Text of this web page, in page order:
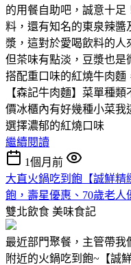
的用餐自助吧，誠意十
料，還有知名的東泉辣醬
漿，這對於愛喝飲料的人
但茶味有點淡，豆漿也是
搭配重口味的紅燒牛肉麵
【森記牛肉麵】菜單種
價冰櫃內有好幾種小菜我
選擇濃郁的紅燒口味
繼續閱讀
1個月前
大直火鍋吃到飽【誠鮮精
飽，壽星優惠、70歲老人
雙北飲食 美味食記
最近部門聚餐，主管帶
附近的火鍋吃到飽~【誠